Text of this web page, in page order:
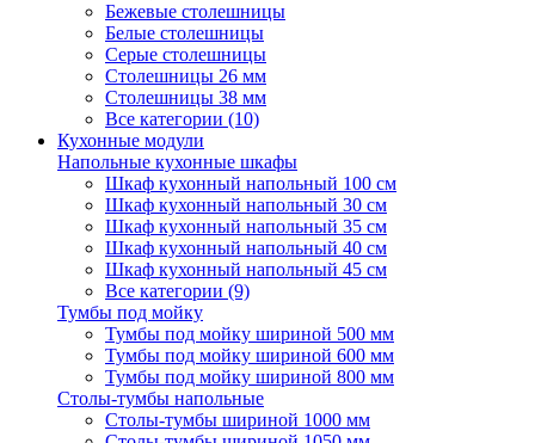
Бежевые столешницы
Белые столешницы
Серые столешницы
Столешницы 26 мм
Столешницы 38 мм
Все категории (10)
Кухонные модули
Напольные кухонные шкафы
Шкаф кухонный напольный 100 см
Шкаф кухонный напольный 30 см
Шкаф кухонный напольный 35 см
Шкаф кухонный напольный 40 см
Шкаф кухонный напольный 45 см
Все категории (9)
Тумбы под мойку
Тумбы под мойку шириной 500 мм
Тумбы под мойку шириной 600 мм
Тумбы под мойку шириной 800 мм
Столы-тумбы напольные
Столы-тумбы шириной 1000 мм